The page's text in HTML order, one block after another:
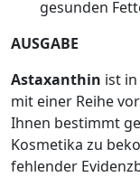
gesunden
AUSGABE
Astaxanthin ist
mit einer Reihe
Ihnen bestimmt
Kosmetika zu
fehlender